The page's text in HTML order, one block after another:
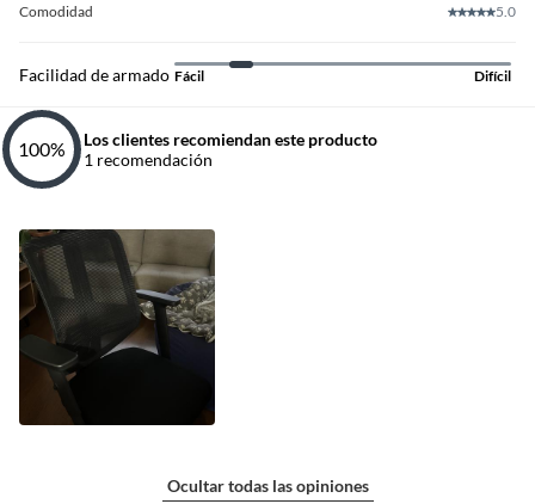
Comodidad
5.0
Facilidad de armado Fácil Difícil
100%
Los clientes recomiendan este producto
1 recomendación
Ocultar todas las opiniones